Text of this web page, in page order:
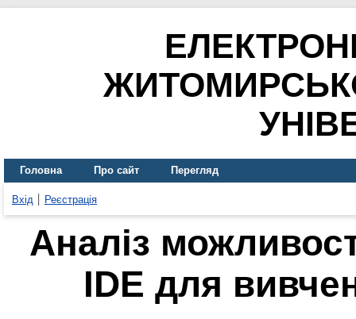
Головна Про сайт Перегляд
Вхід Реєстрація
Аналіз
IDE для